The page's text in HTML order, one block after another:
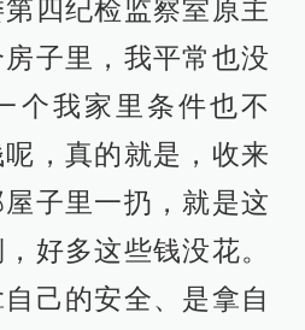
四纪检监察室原主
子里，我平常也没
个我家里条件也不
，真的就是，收来
子里一扔，就是这
好多这些钱没花。
己的安全、是拿自